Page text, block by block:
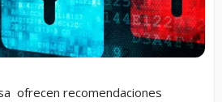
ofrecen recomendaciones